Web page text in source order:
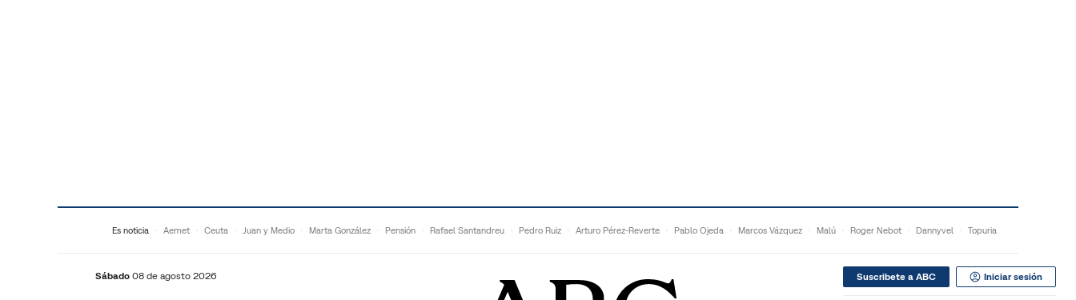
Es noticia Aemet Ceuta Juan y Medio Marta González Pensión Rafael Santandreu Pedro Ruiz Arturo Pérez-Reverte Pablo Ojeda Marcos Vázquez Malú Roger Nebot Dannyvel Topuria
Sábado 08 de agosto 2026 Suscribete a ABC Iniciar sesión